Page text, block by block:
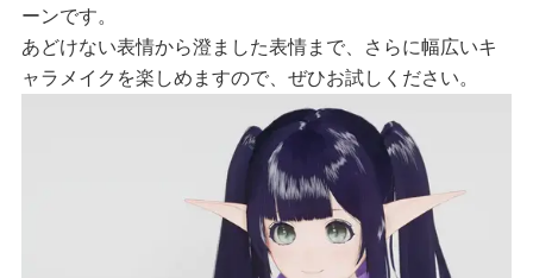
ーンです。
あどけない表情から澄ました表情まで、さらに幅広いキ
ャラメイクを楽しめますので、ぜひお試しください。